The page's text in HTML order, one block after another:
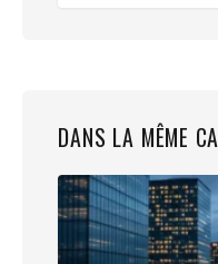
DANS LA MÊME